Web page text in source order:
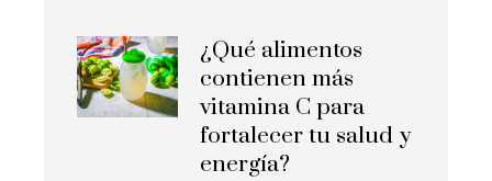
¿Qué alimentos
contienen más
vitamina C para
fortalecer tu salud y
energía?